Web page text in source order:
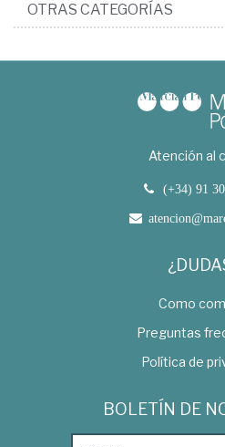
OTRAS CATEGORÍAS
Atención al
(+34) 91
Como
Preguntas
Política de
BOLETÍN DE